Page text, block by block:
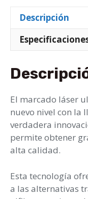
Descripción
El marcado láser
nuevo nivel con la
verdadera
permite obtener
alta calidad.
Esta tecnología
a las alternativas